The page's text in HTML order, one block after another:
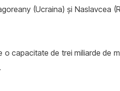
(Ucraina) și
o capacitate de trei miliarde de